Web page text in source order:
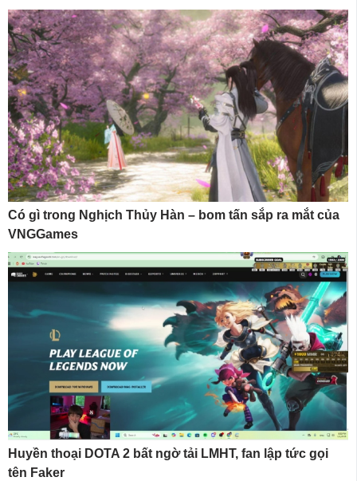
Có gì trong Nghịch Thủy Hàn – bom tấn sắp ra mắt của
VNGGames
Huyền thoại DOTA 2 bất ngờ tải LMHT, fan lập tức gọi
tên Faker